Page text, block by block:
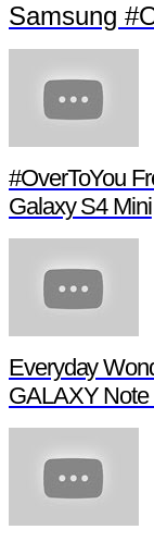
Samsung
#OverToYou
Galaxy S4 Mini
Everyday
GALAXY Note